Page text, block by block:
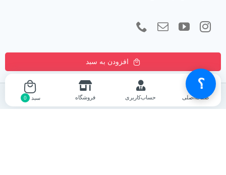
افزودن به سبد
صفحه‌اصلی حساب‌کاربری فروشگاه سبد 0
؟